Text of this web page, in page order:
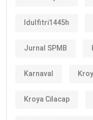
Idulfitri1445h
Jurnal SPMB
Karnaval
Kroya Cilacap